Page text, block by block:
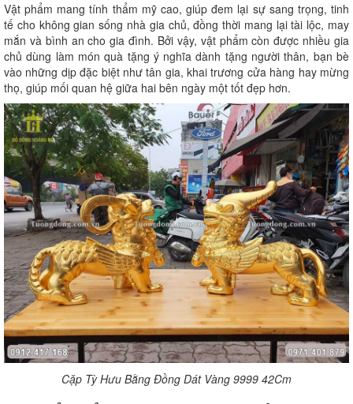
Vật phẩm mang tính thẩm mỹ cao, giúp đem lại sự sang trọng, tinh
tế cho không gian sống nhà gia chủ, đồng thời mang lại tài lộc, may
mắn và bình an cho gia đình. Bởi vậy, vật phẩm còn được nhiều gia
chủ dùng làm món quà tặng ý nghĩa dành tặng người thân, bạn bè
vào những dịp đặc biệt như tân gia, khai trương cửa hàng hay mừng
thọ, giúp mối quan hệ giữa hai bên ngày một tốt đẹp hơn.
Cặp Tỳ Hưu Bằng Đồng Dát Vàng 9999 42Cm